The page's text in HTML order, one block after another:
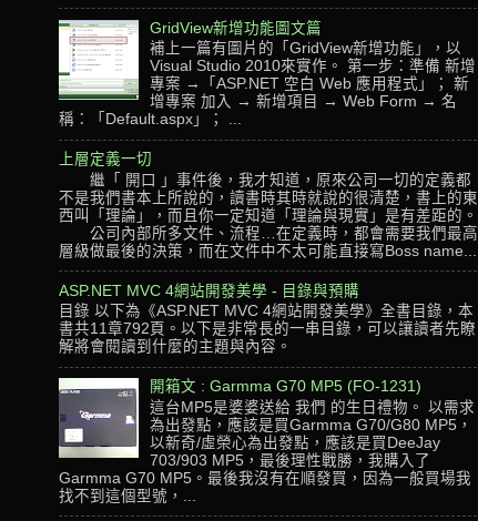
GridView新增功能圖文篇
補上一篇有圖片的「GridView新增功能」，以
Visual Studio 2010來實作。 第一步：準備 新增
專案 →「ASP.NET 空白 Web 應用程式」； 新
增專案 加入 → 新增項目 → Web Form → 名
稱：「Default.aspx」； ...
上層定義一切
繼「 開口 」事件後，我才知道，原來公司一切的定義都
不是我們書本上所說的，讀書時其時就說的很清楚，書上的東
西叫「理論」，而且你一定知道「理論與現實」是有差距的。
公司內部所多文件、流程…在定義時，都會需要我們最高
層級做最後的決策，而在文件中不太可能直接寫Boss name...
ASP.NET MVC 4網站開發美學 - 目錄與預購
目錄 以下為《ASP.NET MVC 4網站開發美學》全書目錄，本
書共11章792頁。以下是非常長的一串目錄，可以讓讀者先瞭
解將會閱讀到什麼的主題與內容。
開箱文 : Garmma G70 MP5 (FO-1231)
這台MP5是婆婆送給 我們 的生日禮物。 以需求
為出發點，應該是買Garmma G70/G80 MP5，
以新奇/虛榮心為出發點，應該是買DeeJay
703/903 MP5，最後理性戰勝，我購入了
Garmma G70 MP5。最後我沒有在順發買，因為一般買場我
找不到這個型號，...